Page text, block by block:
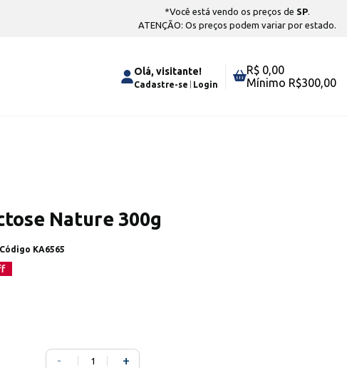
*Você está vendo os preços de SP.
ATENÇÃO: Os preços podem variar por estado.
Olá, visitante!
Cadastre-se Login
R$ 0,00
Mínimo R$300,00
Nature 300g
Código KA6565
- +